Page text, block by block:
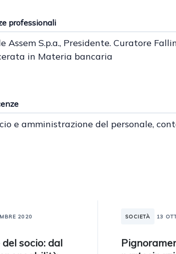
professionali
Assem S.p.a., Presidente. Curatore
in Materia bancaria
e amministrazione del personale,
2020
del socio: dal
SOCIETÀ 13